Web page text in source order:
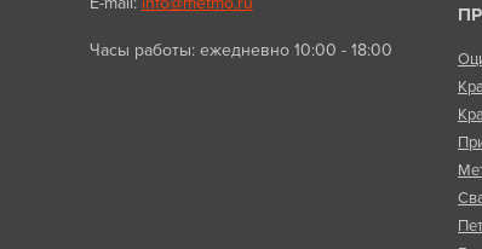
Часы работы: ежедневно 10:00 - 18:00